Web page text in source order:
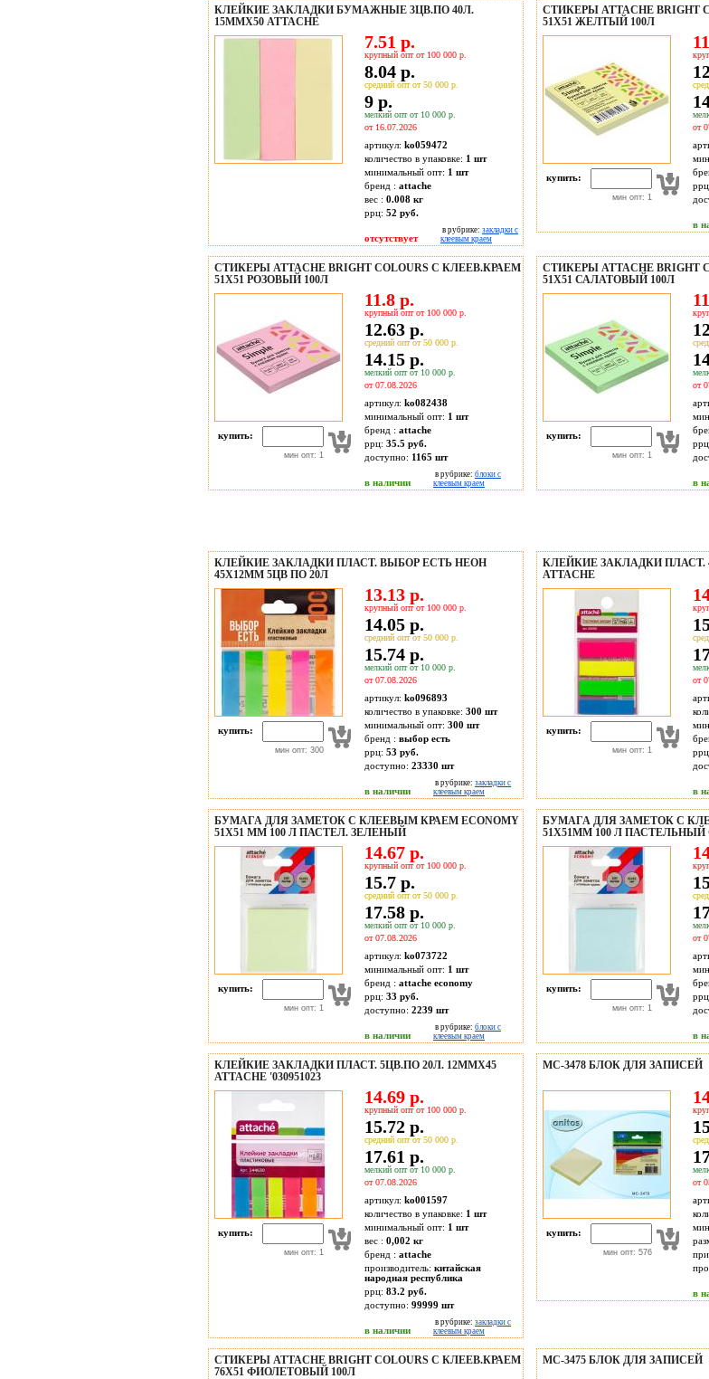
КЛЕЙКИЕ ЗАКЛАДКИ БУМАЖНЫЕ 3ЦВ.ПО 40Л.
15ММХ50 ATTACHE
7.51 р.
крупный опт от 100 000 р.
8.04 р.
средний опт от 50 000 р.
9 р.
мелкий опт от 10 000 р.
от 16.07.2026
артикул: ko059472
количество в упаковке: 1 шт
минимальный опт: 1 шт
бренд : attache
вес : 0.008 кг
ррц: 52 руб.
отсутствует
в рубрике: закладки с
клеевым краем
СТИКЕРЫ ATTACHE BRIGHT
51Х51 ЖЕЛТЫЙ 100Л
купить:
мин опт: 1
от
в
СТИКЕРЫ ATTACHE BRIGHT COLOURS С КЛЕЕВ.КРАЕМ
51Х51 РОЗОВЫЙ 100Л
купить:
мин опт: 1
11.8 р.
крупный опт от 100 000 р.
12.63 р.
средний опт от 50 000 р.
14.15 р.
мелкий опт от 10 000 р.
от 07.08.2026
артикул: ko082438
минимальный опт: 1 шт
бренд : attache
ррц: 35.5 руб.
доступно: 1165 шт
в наличии
в рубрике: блоки с
клеевым краем
СТИКЕРЫ ATTACHE BRIGHT
51Х51 САЛАТОВЫЙ 100Л
купить:
мин опт: 1
от
в
КЛЕЙКИЕ ЗАКЛАДКИ ПЛАСТ. ВЫБОР ЕСТЬ НЕОН
45Х12ММ 5ЦВ ПО 20Л
купить:
мин опт: 300
13.13 р.
крупный опт от 100 000 р.
14.05 р.
средний опт от 50 000 р.
15.74 р.
мелкий опт от 10 000 р.
от 07.08.2026
артикул: ko096893
количество в упаковке: 300 шт
минимальный опт: 300 шт
бренд : выбор есть
ррц: 53 руб.
доступно: 23330 шт
в наличии
в рубрике: закладки с
клеевым краем
КЛЕЙКИЕ ЗАКЛАДКИ ПЛАСТ.
ATTACHE
купить:
мин опт: 1
от
в
БУМАГА ДЛЯ ЗАМЕТОК С КЛЕЕВЫМ КРАЕМ ECONOMY
51X51 ММ 100 Л ПАСТЕЛ. ЗЕЛЕНЫЙ
купить:
мин опт: 1
14.67 р.
крупный опт от 100 000 р.
15.7 р.
средний опт от 50 000 р.
17.58 р.
мелкий опт от 10 000 р.
от 07.08.2026
артикул: ko073722
минимальный опт: 1 шт
бренд : attache economy
ррц: 33 руб.
доступно: 2239 шт
в наличии
в рубрике: блоки с
клеевым краем
БУМАГА ДЛЯ ЗАМЕТОК С
51X51ММ 100 Л
купить:
мин опт: 1
от
в
КЛЕЙКИЕ ЗАКЛАДКИ ПЛАСТ. 5ЦВ.ПО 20Л. 12ММХ45
ATTACHE '030951023
купить:
мин опт: 1
14.69 р.
крупный опт от 100 000 р.
15.72 р.
средний опт от 50 000 р.
17.61 р.
мелкий опт от 10 000 р.
от 07.08.2026
артикул: ko001597
количество в упаковке: 1 шт
минимальный опт: 1 шт
вес : 0,002 кг
бренд : attache
производитель: китайская
народная республика
ррц: 83.2 руб.
доступно: 99999 шт
в наличии
в рубрике: закладки с
клеевым краем
МС-3478 БЛОК ДЛЯ ЗАПИСЕЙ
купить:
мин опт: 576
от
в
СТИКЕРЫ ATTACHE BRIGHT COLOURS С КЛЕЕВ.КРАЕМ
76Х51 ФИОЛЕТОВЫЙ 100Л
МС-3475 БЛОК ДЛЯ ЗАПИСЕЙ